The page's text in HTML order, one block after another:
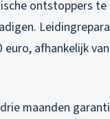
ontstoppers
euro, afhankelijk
maanden